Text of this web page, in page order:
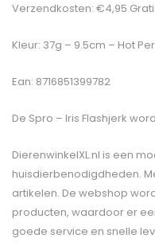
Verzendkosten: €4,95
Kleur: 37g – 9.5cm – Hot
Ean: 8716851399782
De Spro – Iris Flashjerk
DierenwinkelXL.nl is een
huisdierbenodigdheden.
artikelen. De webshop
producten, waardoor er
goede service en snelle